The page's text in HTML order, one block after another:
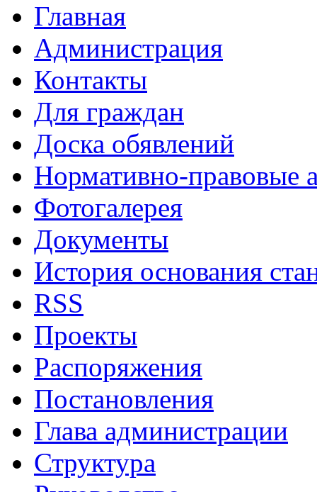
Главная
Администрация
Контакты
Для граждан
Доска обявлений
Нормативно-правовые
Фотогалерея
Документы
История основания
RSS
Проекты
Распоряжения
Постановления
Глава администрации
Структура